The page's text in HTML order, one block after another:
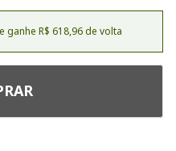
ganhe R$ 618,96 de volta